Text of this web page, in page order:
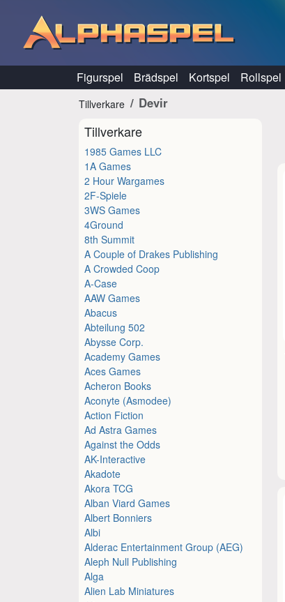
Figurspel Brädspel Kortspel Rollspel
Tillverkare Devir
Tillverkare
1985 Games LLC
1A Games
2 Hour Wargames
2F-Spiele
3WS Games
4Ground
8th Summit
A Couple of Drakes Publishing
A Crowded Coop
A-Case
AAW Games
Abacus
Abteilung 502
Abysse Corp.
Academy Games
Aces Games
Acheron Books
Aconyte (Asmodee)
Action Fiction
Ad Astra Games
Against the Odds
AK-Interactive
Akadote
Akora TCG
Alban Viard Games
Albert Bonniers
Albi
Alderac Entertainment Group (AEG)
Aleph Null Publishing
Alga
Alien Lab Miniatures